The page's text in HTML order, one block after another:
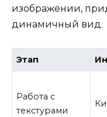
изображении,
динамичный вид.
Этап
Работа с
текстурами